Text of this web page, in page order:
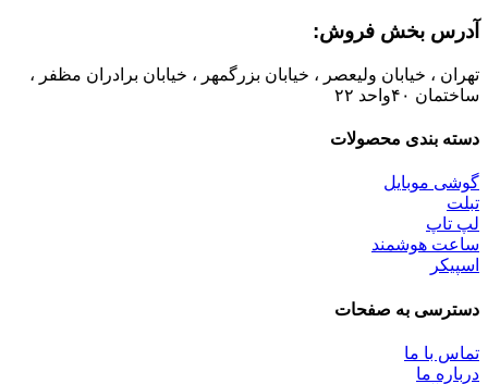
آدرس بخش فروش:
تهران ، خیابان ولیعصر ، خیابان بزرگمهر ، خیابان برادران مظفر ،
ساختمان ۴۰واحد ۲۲
دسته بندی محصولات
گوشی موبایل
تبلت
لپ تاپ
ساعت هوشمند
اسپیکر
دسترسی به صفحات
تماس با ما
درباره ما